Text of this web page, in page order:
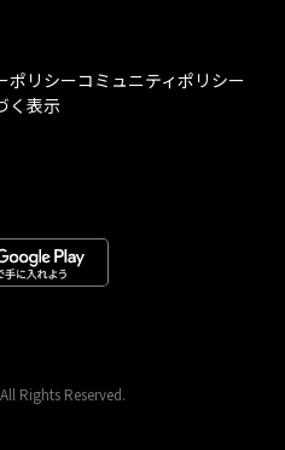
ポリシーコミュニティポリシー
く表示
Rights Reserved.